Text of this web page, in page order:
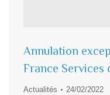
Annulation
France Services
Actualités 24/02/2022